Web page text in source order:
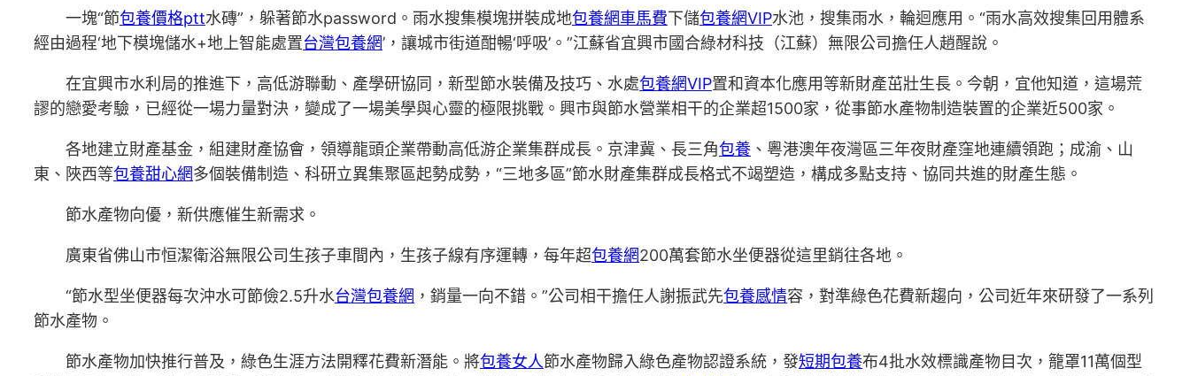
一塊“節包養價格ptt水磚”，躲著節水password。雨水搜集模塊拼裝成地包養網車馬費下儲包養網VIP水池，搜集雨水，輪迴應用。“雨水高效搜集回用體系
經由過程‘地下模塊儲水+地上智能處置台灣包養網’，讓城市街道酣暢‘呼吸’。”江蘇省宜興市國合綠材科技（江蘇）無限公司擔任人趙醒說。
在宜興市水利局的推進下，高低游聯動、產學研協同，新型節水裝備及技巧、水處包養網VIP置和資本化應用等新財產茁壯生長。今朝，宜他知道，這場荒
謬的戀愛考驗，已經從一場力量對決，變成了一場美學與心靈的極限挑戰。興市與節水營業相干的企業超1500家，從事節水產物制造裝置的企業近500家。
各地建立財產基金，組建財產協會，領導龍頭企業帶動高低游企業集群成長。京津冀、長三角包養 、粵港澳年夜灣區三年夜財產窪地連續領跑；成渝、山
東、陜西等包養甜心網多個裝備制造、科研立異集聚區起勢成勢，“三地多區”節水財產集群成長格式不竭塑造，構成多點支持、協同共進的財產生態。
節水產物向優，新供應催生新需求。
廣東省佛山市恒潔衛浴無限公司生孩子車間內，生孩子線有序運轉，每年超包養網200萬套節水坐便器從這里銷往各地。
“節水型坐便器每次沖水可節儉2.5升水台灣包養網 ，銷量一向不錯。”公司相干擔任人謝振武先包養感情容，對準綠色花費新趨向，公司近年來研發了一系列
節水產物。
節水產物加快推行普及，綠色生涯方法開釋花費新潛能。將包養女人節水產物歸入綠色產物認證系統，發短期包養布4批水效標識產物目次，籠罩11萬個型